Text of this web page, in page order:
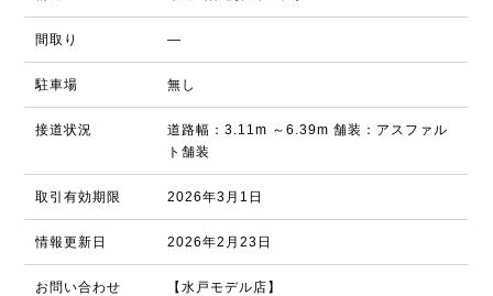
間取り ―
駐車場 無し
接道状況
道路幅：3.11m ～6.39m 舗装：アスファル
ト舗装
取引有効期限 2026年3月1日
情報更新日 2026年2月23日
お問い合わせ
【水戸モデル店】